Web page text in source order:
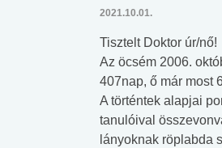
2021.10.01.
Tisztelt Doktor úr/nő!
Az öcsém 2006.
407nap, ő már most
A történtek alapjai
tanulóival
lányoknak röplabda